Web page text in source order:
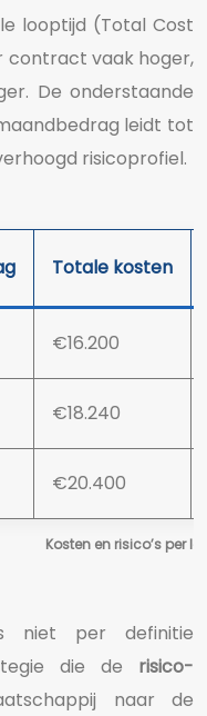
looptijd (Total Cost
contract vaak hoger,
De onderstaande
leidt tot
risicoprofiel.
Kosten en risico’s per
Totale kosten
€16.200
€18.240
€20.400
niet per definitie
die de risico-
naar de